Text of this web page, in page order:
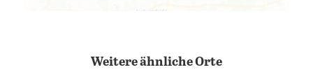
Weitere ähnliche Orte